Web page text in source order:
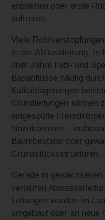
entstehen oder erste
auftreten.
Viele
in der Abflussleitung. In
über Jahre Fett- und
Badabflüsse häufig
Kalkablagerungen
Grundleitungen können
eingespülte
hinzukommen –
Baumbestand oder
Grundstücksstrukturen.
Gerade in
verlaufen
Leitungen wurden im
umgebaut oder an neue